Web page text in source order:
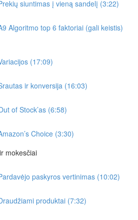
siuntimas į vieną sandelį (3:22)
Algoritmo top 6 faktoriai (gali keistis)
(17:09)
ir konversija (16:03)
of Stock’as (6:58)
Choice (3:30)
mokesčiai
paskyros vertinimas (10:02)
produktai (7:32)